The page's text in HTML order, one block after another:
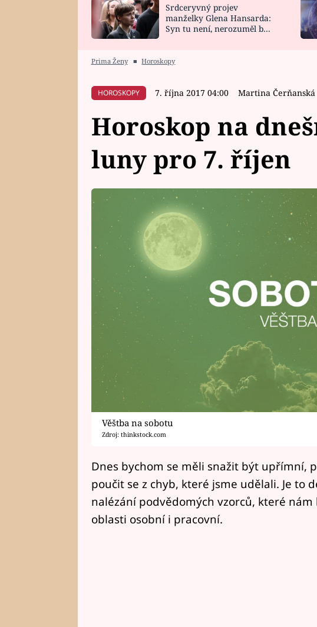
HOROSKOP NA
CELEBRITY
VAŘENÍ
Srdceryvný projev
manželky Glena Hansarda:
Syn tu není, nerozuměl by
Prima Ženy ■ Horoskopy
HOROSKOPY 7. října 2017 04:00 Martina Čerňanská
Horoskop na
luny pro 7. říjen
Věštba na sobotu
Zdroj: thinkstock.com
Dnes bychom se měli snažit být upřímní,
poučit se z chyb, které jsme udělali. Je to
nalézání podvědomých vzorců, které
oblasti osobní i pracovní.